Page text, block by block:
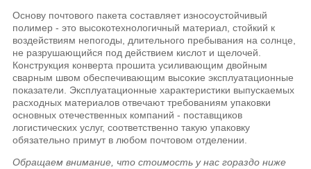
Основу почтового пакета составляет износоустойчивый
полимер - это высокотехнологичный материал, стойкий к
воздействиям непогоды, длительного пребывания на солнце,
не разрушающийся под действием кислот и щелочей.
Конструкция конверта прошита усиливающим двойным
сварным швом обеспечивающим высокие эксплуатационные
показатели. Эксплуатационные характеристики выпускаемых
расходных материалов отвечают требованиям упаковки
основных отечественных компаний - поставщиков
логистических услуг, соответственно такую упаковку
обязательно примут в любом почтовом отделении.
Обращаем внимание, что стоимость у нас гораздо ниже